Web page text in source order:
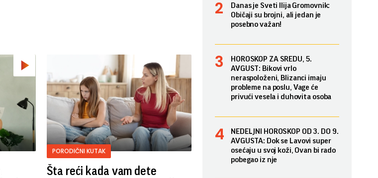
PORODIČNI KUTAK
Šta reći kada vam dete
Danas je Sveti Ilija Gromovnik:
Običaji su brojni, ali jedan je
posebno važan!
HOROSKOP ZA SREDU, 5.
AVGUST: Bikovi vrlo
neraspoloženi, Blizanci imaju
probleme na poslu, Vage će
privući vesela i duhovita osoba
NEDELJNI HOROSKOP OD 3. DO 9.
AVGUSTA: Dok se Lavovi super
osećaju u svoj koži, Ovan bi rado
pobegao iz nje